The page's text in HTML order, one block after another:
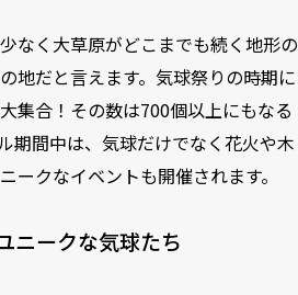
なく大草原がどこまでも続く地形の
地だと言えます。気球祭りの時期に
集合！その数は700個以上にもなる
期間中は、気球だけでなく花火や木
ークなイベントも開催されます。
ニークな気球たち